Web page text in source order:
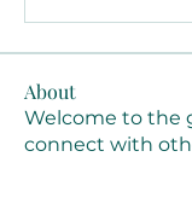
About
Welcome to the
connect with